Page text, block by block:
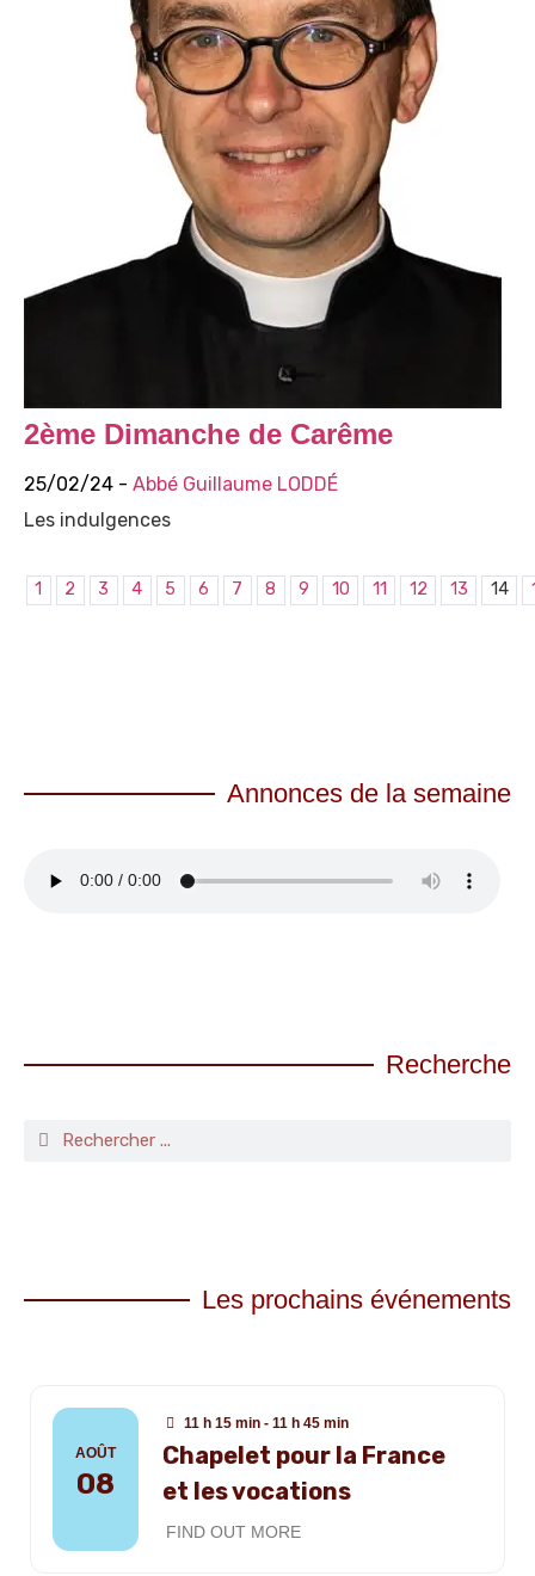
2ème Dimanche de Carême
25/02/24 - Abbé Guillaume LODDÉ
Les indulgences
1 2 3 4 5 6 7 8 9 10 11 12 13 14
Annonces de la semaine
Recherche
Les prochains événements
AOÛT
08
11 h 15 min - 11 h 45 min
Chapelet pour la France
et les vocations
FIND OUT MORE